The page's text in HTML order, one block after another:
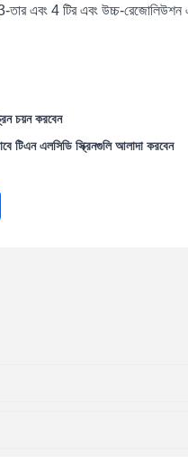
এবং 4 টির এবং উচ্চ-রেজোলিউশন
চয়ন করবেন
টিএন এলসিডি স্ক্রিনগুলি আলাদা করবেন